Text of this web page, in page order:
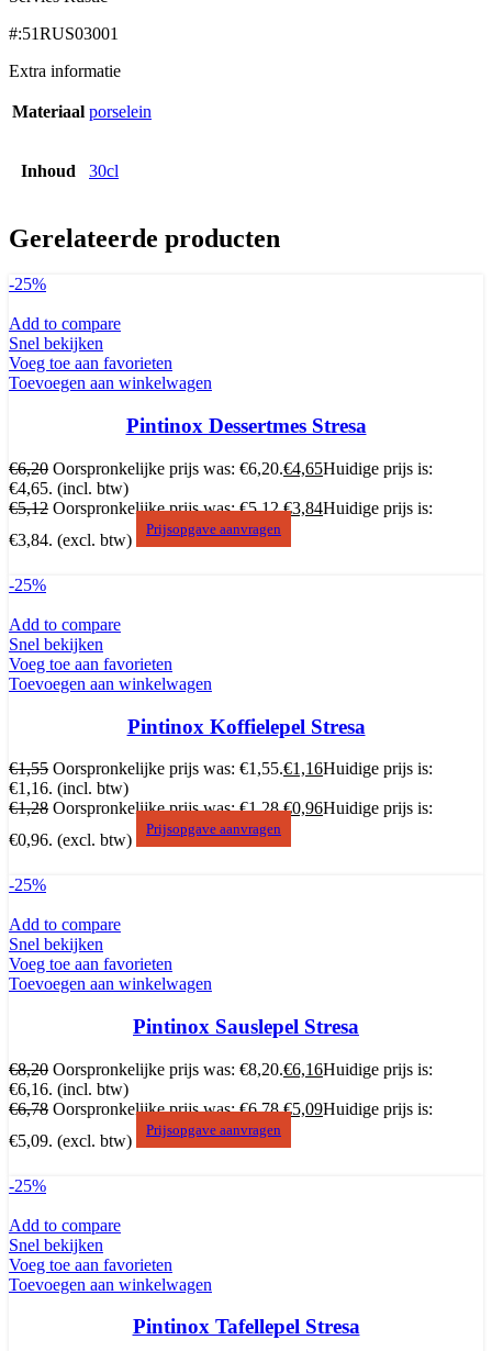
#:51RUS03001
Extra informatie
Materiaal porselein
Inhoud 30cl
Gerelateerde producten
-25%
Add to compare
Snel bekijken
Voeg toe aan favorieten
Toevoegen aan winkelwagen
Pintinox Dessertmes Stresa
€6,20 Oorspronkelijke prijs was: €6,20.€4,65Huidige prijs is:
€4,65. (incl. btw)
€5,12 Oorspronkelijke prijs was: €5,12.€3,84Huidige prijs is:
€3,84. (excl. btw)
Prijsopgave aanvragen
-25%
Add to compare
Snel bekijken
Voeg toe aan favorieten
Toevoegen aan winkelwagen
Pintinox Koffielepel Stresa
€1,55 Oorspronkelijke prijs was: €1,55.€1,16Huidige prijs is:
€1,16. (incl. btw)
€1,28 Oorspronkelijke prijs was: €1,28.€0,96Huidige prijs is:
€0,96. (excl. btw)
Prijsopgave aanvragen
-25%
Add to compare
Snel bekijken
Voeg toe aan favorieten
Toevoegen aan winkelwagen
Pintinox Sauslepel Stresa
€8,20 Oorspronkelijke prijs was: €8,20.€6,16Huidige prijs is:
€6,16. (incl. btw)
€6,78 Oorspronkelijke prijs was: €6,78.€5,09Huidige prijs is:
€5,09. (excl. btw)
Prijsopgave aanvragen
-25%
Add to compare
Snel bekijken
Voeg toe aan favorieten
Toevoegen aan winkelwagen
Pintinox Tafellepel Stresa